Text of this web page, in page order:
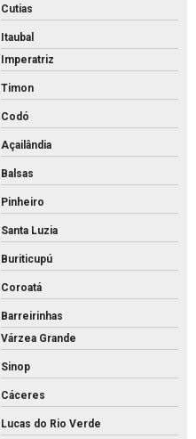
Cutias
Itaubal
Imperatriz
Timon
Codó
Açailândia
Balsas
Pinheiro
Santa Luzia
Buriticupú
Coroatá
Barreirinhas
Várzea Grande
Sinop
Cáceres
Lucas do Rio Verde